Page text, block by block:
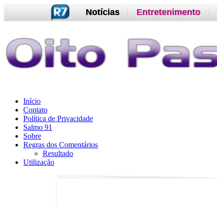
Notícias Entretenimento
Início
Contato
Política de Privacidade
Salmo 91
Sobre
Regras dos Comentários
Resultado
Utilização